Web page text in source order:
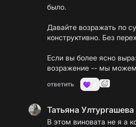
было.
Давайте возражать по
конструктивно. Без
Если вы более ясно
возражение -- мы
ответить
Татьяна Ултургашева
В этом виновата не я а